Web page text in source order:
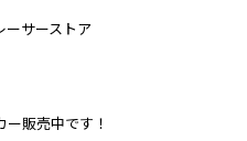
サーストア
販売中です！